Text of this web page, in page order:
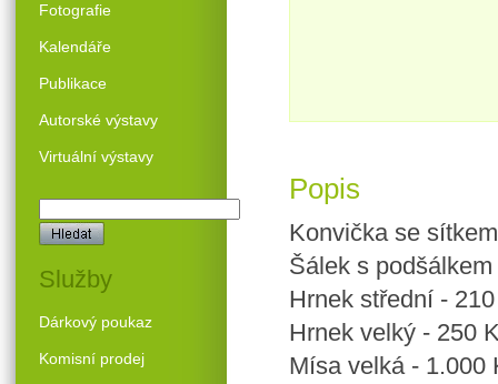
Fotografie
Kalendáře
Publikace
Autorské výstavy
Virtuální výstavy
Služby
Dárkový poukaz
Komisní prodej
Popis
Konvička se
Šálek s
Hrnek střední -
Hrnek velký - 250
Mísa velká - 1.000